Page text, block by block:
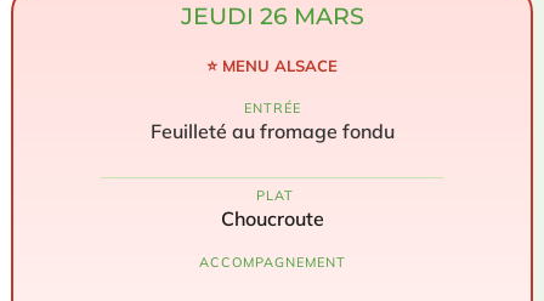
JEUDI 26 MARS
⭐ MENU ALSACE
ENTRÉE
Feuilleté au fromage fondu
️ PLAT
Choucroute
ACCOMPAGNEMENT